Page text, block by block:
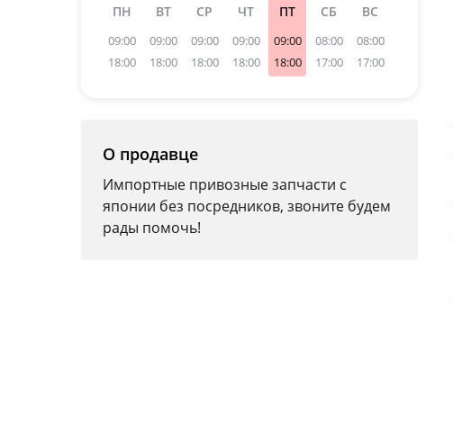
ПН
09:00
18:00
ВТ
09:00
18:00
СР
09:00
18:00
ЧТ
09:00
18:00
ПТ
09:00
18:00
СБ
08:00
17:00
ВС
08:00
17:00
О продавце
Импортные привозные запчасти с
японии без посредников, звоните будем
рады помочь!